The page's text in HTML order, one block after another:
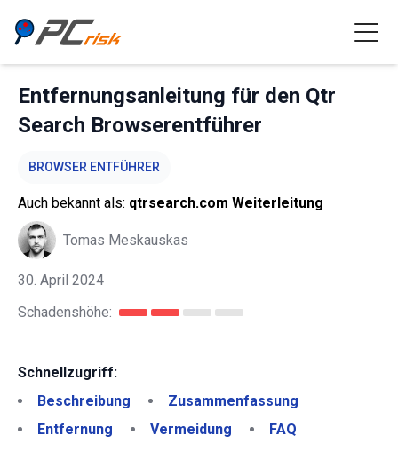
Entfernungsanleitung für den Qtr
Search Browserentführer
BROWSER ENTFÜHRER
Auch bekannt als: qtrsearch.com Weiterleitung
Tomas Meskauskas
30. April 2024
Schadenshöhe:
Schnellzugriff:
Beschreibung
Zusammenfassung
Entfernung
Vermeidung FAQ